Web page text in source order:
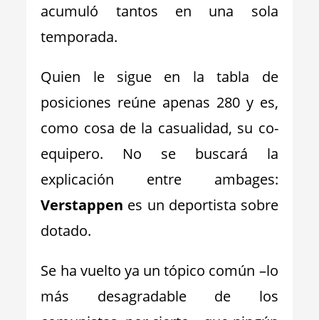
acumuló tantos en una sola
temporada.
Quien le sigue en la tabla de
posiciones reúne apenas 280 y es,
como cosa de la casualidad, su co-
equipero. No se buscará la
explicación entre ambages:
Verstappen es un deportista sobre
dotado.
Se ha vuelto ya un tópico común –lo
más desagradable de los